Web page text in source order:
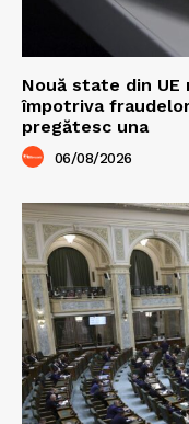
Nouă state din
împotriva
pregătesc una
06/08/2026